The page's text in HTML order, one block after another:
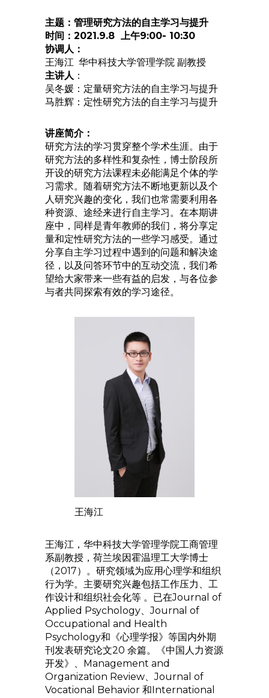
主题：管理研究方法的自主学习与提升
时间：2021.9.8 上午9:00- 10:30
协调人：
王海江 华中科技大学管理学院 副教授
主讲人 ：
吴冬媛：定量研究方法的自主学习与提升
马胜辉：定性研究方法的自主学习与提升
讲座简介：
研究方法的学习贯穿整个学术生涯。由于
研究方法的多样性和复杂性，博士阶段所
开设的研究方法课程未必能满足个体的学
习需求。随着研究方法不断地更新以及个
人研究兴趣的变化，我们也常需要利用各
种资源、途经来进行自主学习。在本期讲
座中，同样是青年教师的我们，将分享定
量和定性研究方法的一些学习感受。通过
分享自主学习过程中遇到的问题和解决途
径，以及问答环节中的互动交流，我们希
望给大家带来一些有益的启发，与各位参
与者共同探索有效的学习途径。
王海江
王海江，华中科技大学管理学院工商管理
系副教授，荷兰埃因霍温理工大学博士
（2017）。研究领域为应用心理学和组织
行为学。主要研究兴趣包括工作压力、工
作设计和组织社会化等 。已在Journal of
Applied Psychology、Journal of
Occupational and Health
Psychology和《心理学报》等国内外期
刊发表研究论文20 余篇。《中国人力资源
开发》、Management and
Organization Review、Journal of
Vocational Behavior 和International